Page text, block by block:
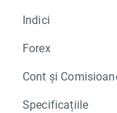
Indici
Forex
Cont și
Specificațiile